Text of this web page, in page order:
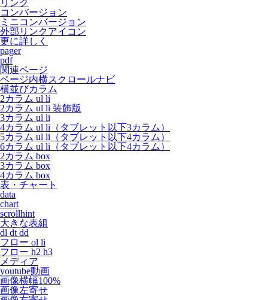
リンク
コンバージョン
ミニコンバージョン
外部リンクアイコン
更に詳しく
pager
pdf
関連ページ
ページ内横スクロールナビ
横並びカラム
2カラム ul li
2カラム ul li 装飾版
3カラム ul li
4カラム ul li（タブレット以下3カラム）
5カラム ul li（タブレット以下4カラム）
6カラム ul li（タブレット以下4カラム）
2カラム box
3カラム box
4カラム box
表・チャート
data
chart
scrollhint
大きな表組
dl dt dd
フロー ol li
フロー h2 h3
メディア
youtube動画
画像横幅100%
画像左寄せ